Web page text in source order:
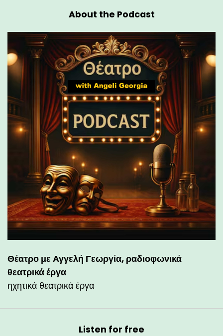
About the Podcast
Θέατρο με Αγγελή Γεωργία, ραδιοφωνικά
θεατρικά έργα
ηχητικά θεατρικά έργα
Listen for free